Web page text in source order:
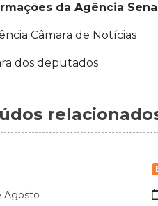
da Agência
Câmara de Notícias
dos deputados
Agosto